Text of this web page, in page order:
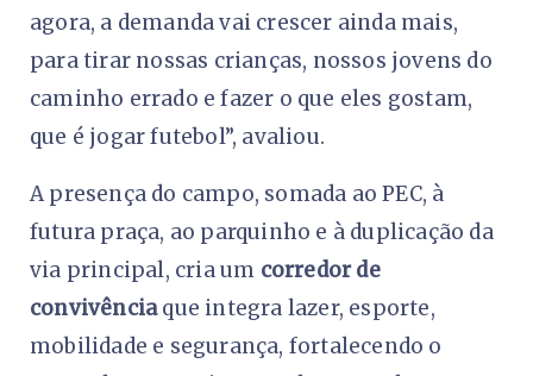
agora, a demanda vai crescer ainda mais,
para tirar nossas crianças, nossos jovens do
caminho errado e fazer o que eles gostam,
que é jogar futebol”, avaliou.
A presença do campo, somada ao PEC, à
futura praça, ao parquinho e à duplicação da
via principal, cria um corredor de
convivênciaque integra lazer, esporte,
mobilidade e segurança, fortalecendo o